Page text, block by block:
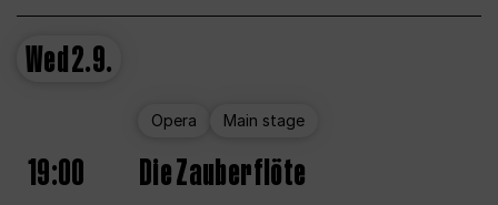
Wed2.9.
Opera Main stage
19:00 Die Zauberflöte